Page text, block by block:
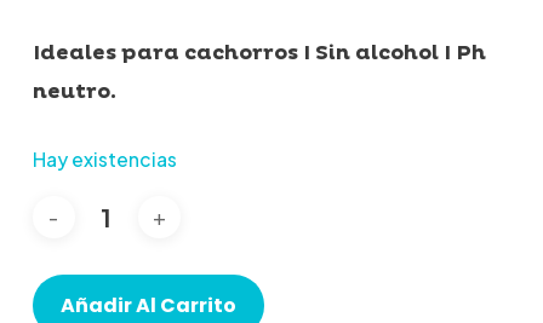
Ideales para cachorros I Sin alcohol I Ph
neutro.
Hay existencias
Añadir Al Carrito